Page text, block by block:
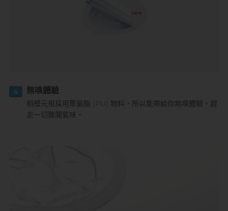
4 無嗅體驗
相模元祖採用聚氨酯 (PU) 物料，所以能帶給你無嗅體驗，趕
走一切難聞氣味。